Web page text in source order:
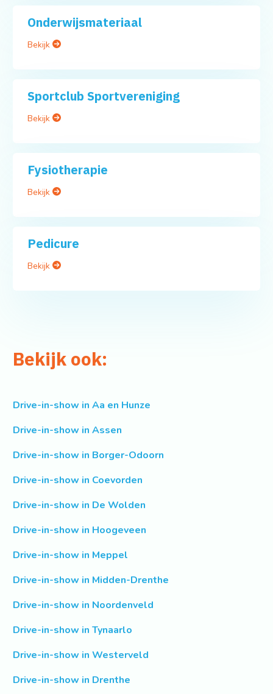
Onderwijsmateriaal
Bekijk
Sportclub Sportvereniging
Bekijk
Fysiotherapie
Bekijk
Pedicure
Bekijk
Bekijk ook:
Drive-in-show in Aa en Hunze
Drive-in-show in Assen
Drive-in-show in Borger-Odoorn
Drive-in-show in Coevorden
Drive-in-show in De Wolden
Drive-in-show in Hoogeveen
Drive-in-show in Meppel
Drive-in-show in Midden-Drenthe
Drive-in-show in Noordenveld
Drive-in-show in Tynaarlo
Drive-in-show in Westerveld
Drive-in-show in Drenthe